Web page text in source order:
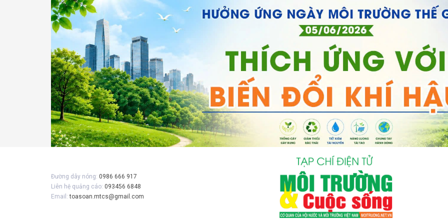
Đường dây nóng: 0986 666 917
Liên hệ quảng cáo: 093456 6848
Email:toasoan.mtcs@gmail.com
Gửi bình luận